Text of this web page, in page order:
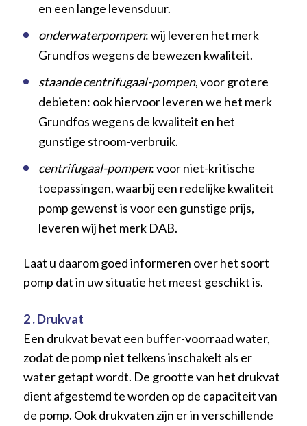
en een lange levensduur.
onderwaterpompen: wij leveren het merk
Grundfos wegens de bewezen kwaliteit.
staande centrifugaal-pompen, voor grotere
debieten: ook hiervoor leveren we het merk
Grundfos wegens de kwaliteit en het
gunstige stroom-verbruik.
centrifugaal-pompen: voor niet-kritische
toepassingen, waarbij een redelijke kwaliteit
pomp gewenst is voor een gunstige prijs,
leveren wij het merk DAB.
Laat u daarom goed informeren over het soort
pomp dat in uw situatie het meest geschikt is.
2 . Drukvat
Een drukvat bevat een buffer-voorraad water,
zodat de pomp niet telkens inschakelt als er
water getapt wordt. De grootte van het drukvat
dient afgestemd te worden op de capaciteit van
de pomp. Ook drukvaten zijn er in verschillende